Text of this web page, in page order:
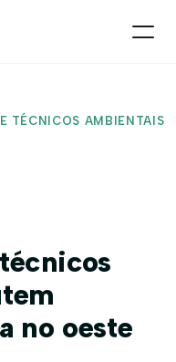
TÉCNICOS AMBIENTAIS
no oeste